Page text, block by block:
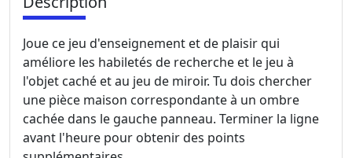
Joue ce jeu d'enseignement et de plaisir qui
améliore les habiletés de recherche et le jeu à
l'objet caché et au jeu de miroir. Tu dois chercher
une pièce maison correspondante à un ombre
cachée dans le gauche panneau. Terminer la ligne
avant l'heure pour obtenir des points